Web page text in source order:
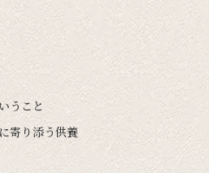
うこと
寄り添う供養